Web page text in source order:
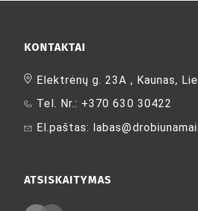
The
be
chosen
the
ATSISKAITYMAS
KONTAKTAI
Elektrėnų g. 23A , Kaunas,
Tel. Nr.: +370 630 30422
El.paštas: